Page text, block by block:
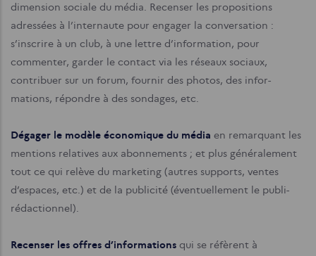
dimension sociale du média. Recenser les propositions
adressées à l’internaute pour engager la conversation :
s’inscrire à un club, à une lettre d’information, pour
commenter, garder le contact via les réseaux sociaux,
contribuer sur un forum, fournir des photos, des infor-
mations, répondre à des sondages, etc.
Dégager le modèle économique du média en remarquant les
mentions relatives aux abonnements ; et plus généralement
tout ce qui relève du marketing (autres supports, ventes
d’espaces, etc.) et de la publicité (éventuellement le publi-
rédactionnel).
Recenser les offres d’informations qui se réfèrent à